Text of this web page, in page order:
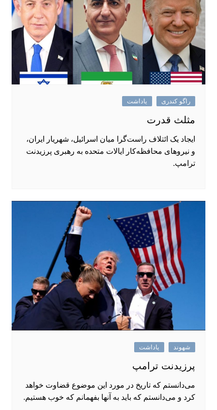
راگو کندری یاداشت
مثلث قدرت
ایجاد یک ائتلاف راست‌گرا میان اسرائیل، شهریار ایران،
و نیروهای محافظه‌کار ایالات متحده به رهبری پرزیدنت
ترامپ.
شهوند یاداشت
پرزیدنت ترامپ
می‌دانستم که تاریخ در مورد این موضوع قضاوت خواهد
کرد و می‌دانستم که باید به آنها بفهمانم که خوب هستیم.